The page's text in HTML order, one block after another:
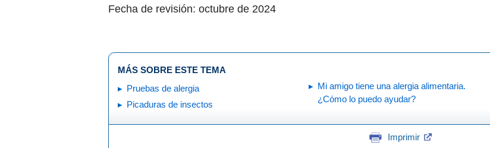
Fecha de revisión: octubre de 2024
MÁS SOBRE ESTE TEMA
Pruebas de alergia
Picaduras de insectos
Mi amigo tiene una alergia alimentaria.
¿Cómo lo puedo ayudar?
Imprimir